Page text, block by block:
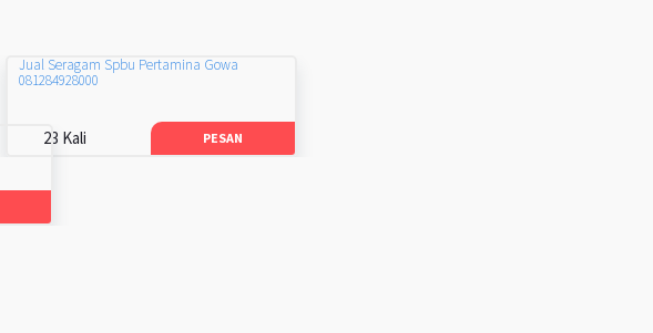
Jual Seragam Spbu Pertamina Gowa
081284928000
23 Kali PESAN